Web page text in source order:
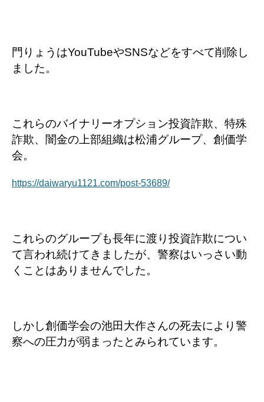
門りょうはYouTubeやSNSなどをすべて削除し
ました。
これらのバイナリーオプション投資詐欺、特殊
詐欺、闇金の上部組織は松浦グループ、創価学
会。
https://daiwaryu1121.com/post-53689/
これらのグループも長年に渡り投資詐欺につい
て言われ続けてきましたが、警察はいっさい動
くことはありませんでした。
しかし創価学会の池田大作さんの死去により警
察への圧力が弱まったとみられています。